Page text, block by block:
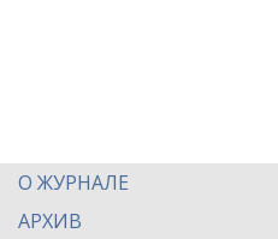
О ЖУРНАЛЕ
АРХИВ